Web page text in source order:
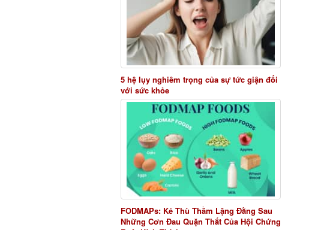
5 hệ lụy nghiêm trọng của sự tức giận đối
với sức khỏe
FODMAPs: Kẻ Thù Thầm Lặng Đằng Sau
Những Cơn Đau Quặn Thắt Của Hội Chứng